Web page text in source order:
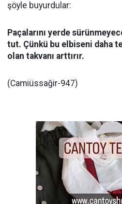
şöyle buyurdular:
Paçalarını yerde
tut. Çünkü bu elbiseni daha
olan takvanı arttırır.
(Camiüssağir-947)